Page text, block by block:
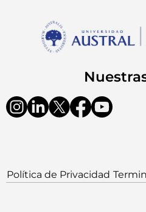
Política de Privacidad